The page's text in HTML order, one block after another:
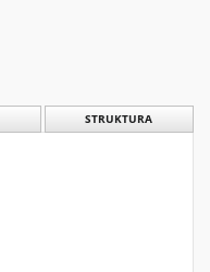
STRUKTURA